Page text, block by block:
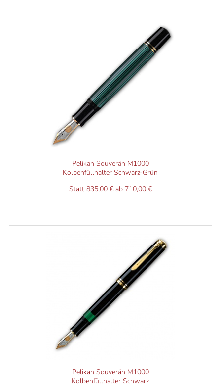
Pelikan Souverän M1000
Kolbenfüllhalter Schwarz-Grün
Statt 835,00 € ab 710,00 €
Pelikan Souverän M1000
Kolbenfüllhalter Schwarz